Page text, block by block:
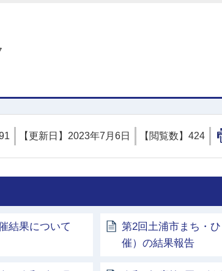
【更新日】 2023年7月6日 【閲覧数】 424
結果について
第2回土浦市まち・
催）の結果報告